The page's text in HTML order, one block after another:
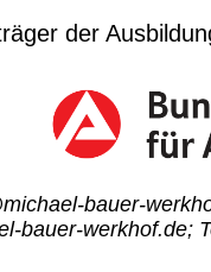
der
bauer-
bauer-werkhof.de;